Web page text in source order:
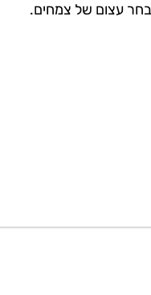
עצום של צמחים.